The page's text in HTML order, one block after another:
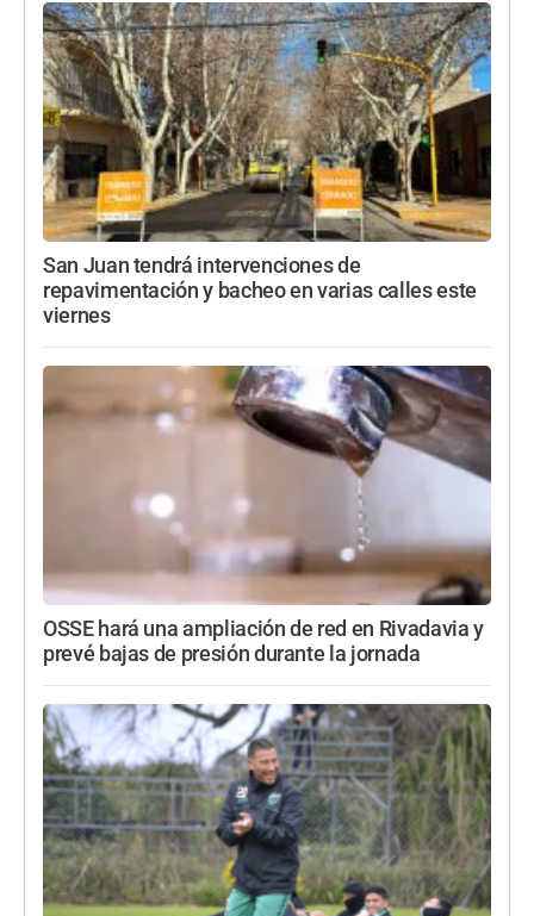
San Juan tendrá intervenciones de
repavimentación y bacheo en varias calles este
viernes
OSSE hará una ampliación de red en Rivadavia y
prevé bajas de presión durante la jornada